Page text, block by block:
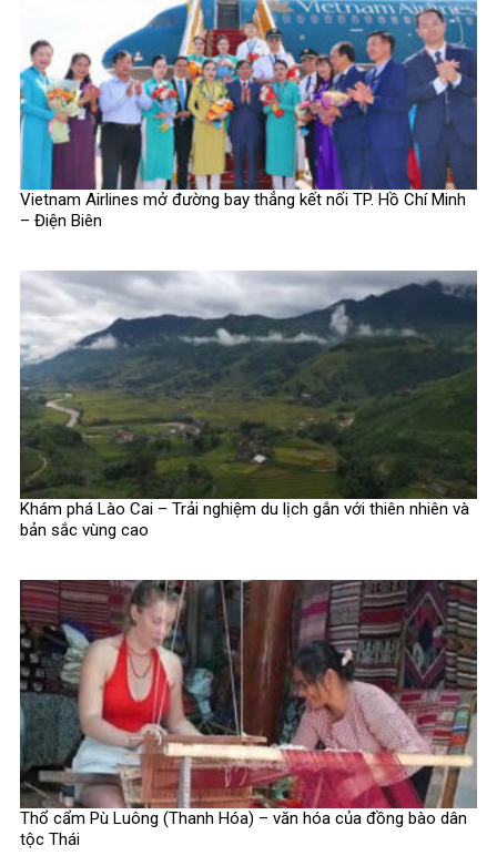
Vietnam Airlines mở đường bay thẳng kết nối TP. Hồ Chí Minh
– Điện Biên
Khám phá Lào Cai – Trải nghiệm du lịch gắn với thiên nhiên và
bản sắc vùng cao
Thổ cẩm Pù Luông (Thanh Hóa) – văn hóa của đồng bào dân
tộc Thái